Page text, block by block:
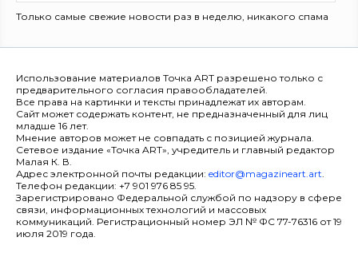
Только самые свежие новости раз в неделю, никакого спама
Использование материалов Точка ART разрешено только с
предварительного согласия правообладателей.
Все права на картинки и тексты принадлежат их авторам.
Сайт может содержать контент, не предназначенный для лиц
младше 16 лет.
Мнение авторов может не совпадать с позицией журнала.
Сетевое издание «Точка ART», учредитель и главный редактор
Малая К. В.
Адрес электронной почты редакции: editor@magazineart.art.
Телефон редакции: +7 901 976 85 95.
Зарегистрировано Федеральной службой по надзору в сфере
связи, информационных технологий и массовых
коммуникаций. Регистрационный номер ЭЛ № ФС 77-76316 от 19
июля 2019 года.